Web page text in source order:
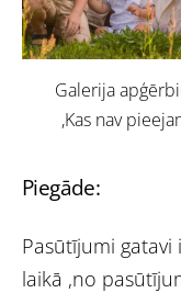
Piegāde:
Pasūtījumi
laikā ,no
Galerija
,Kas nav